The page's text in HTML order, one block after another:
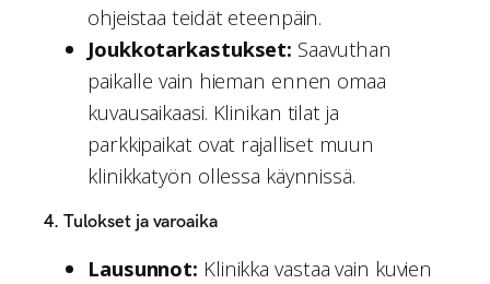
ohjeistaa teidät eteenpäin.
Joukkotarkastukset: Saavuthan
paikalle vain hieman ennen omaa
kuvausaikaasi. Klinikan tilat ja
parkkipaikat ovat rajalliset muun
klinikkatyön ollessa käynnissä.
4. Tulokset ja varoaika
Lausunnot: Klinikka vastaa vain kuvien